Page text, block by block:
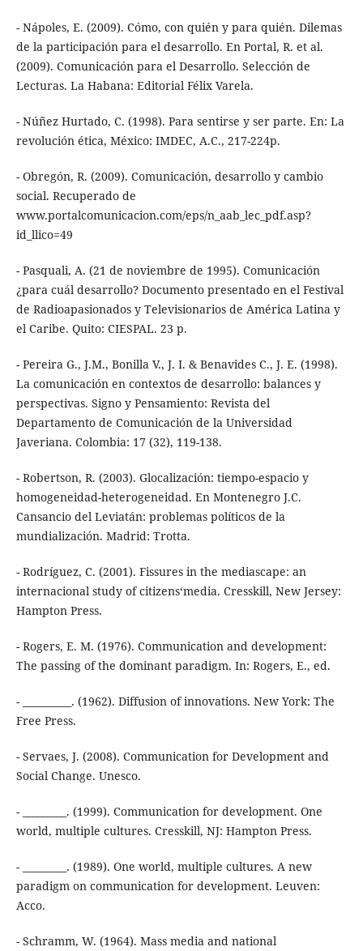
- Nápoles, E. (2009). Cómo, con quién y para quién. Dilemas
de la participación para el desarrollo. En Portal, R. et al.
(2009). Comunicación para el Desarrollo. Selección de
Lecturas. La Habana: Editorial Félix Varela.
- Núñez Hurtado, C. (1998). Para sentirse y ser parte. En: La
revolución ética, México: IMDEC, A.C., 217-224p.
- Obregón, R. (2009). Comunicación, desarrollo y cambio
social. Recuperado de
www.portalcomunicacion.com/eps/n_aab_lec_pdf.asp?
id_llico=49
- Pasquali, A. (21 de noviembre de 1995). Comunicación
¿para cuál desarrollo? Documento presentado en el Festival
de Radioapasionados y Televisionarios de América Latina y
el Caribe. Quito: CIESPAL. 23 p.
- Pereira G., J.M., Bonilla V., J. I. & Benavides C., J. E. (1998).
La comunicación en contextos de desarrollo: balances y
perspectivas. Signo y Pensamiento: Revista del
Departamento de Comunicación de la Universidad
Javeriana. Colombia: 17 (32), 119-138.
- Robertson, R. (2003). Glocalización: tiempo-espacio y
homogeneidad-heterogeneidad. En Montenegro J.C.
Cansancio del Leviatán: problemas políticos de la
mundialización. Madrid: Trotta.
- Rodríguez, C. (2001). Fissures in the mediascape: an
internacional study of citizens‘media. Cresskill, New Jersey:
Hampton Press.
- Rogers, E. M. (1976). Communication and development:
The passing of the dominant paradigm. In: Rogers, E., ed.
- __________. (1962). Diffusion of innovations. New York: The
Free Press.
- Servaes, J. (2008). Communication for Development and
Social Change. Unesco.
- _________. (1999). Communication for development. One
world, multiple cultures. Cresskill, NJ: Hampton Press.
- _________. (1989). One world, multiple cultures. A new
paradigm on communication for development. Leuven:
Acco.
- Schramm, W. (1964). Mass media and national